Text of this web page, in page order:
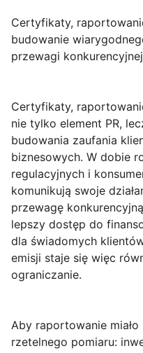
Certyfikaty,
budowanie
przewagi konkurencyjnej
Certyfikaty,
nie tylko element PR,
budowania zaufania
biznesowych. W dobie
regulacyjnych i
komunikują swoje
przewagę
lepszy dostęp do
dla świadomych
emisji staje się więc
ograniczanie.
Aby raportowanie
rzetelnego pomiaru: